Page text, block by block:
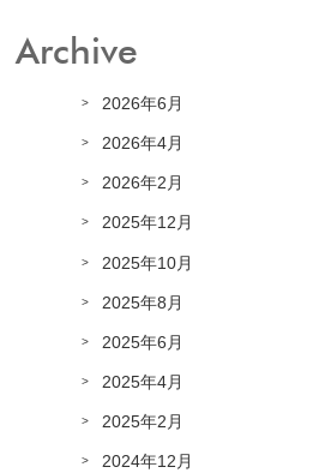
Archive
2026年6月
2026年4月
2026年2月
2025年12月
2025年10月
2025年8月
2025年6月
2025年4月
2025年2月
2024年12月